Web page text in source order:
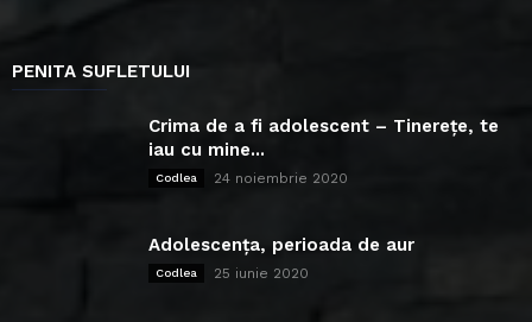
PENITA SUFLETULUI
Crima de a fi adolescent – Tinerețe, te
iau cu mine...
Codlea 24 noiembrie 2020
Adolescența, perioada de aur
Codlea 25 iunie 2020